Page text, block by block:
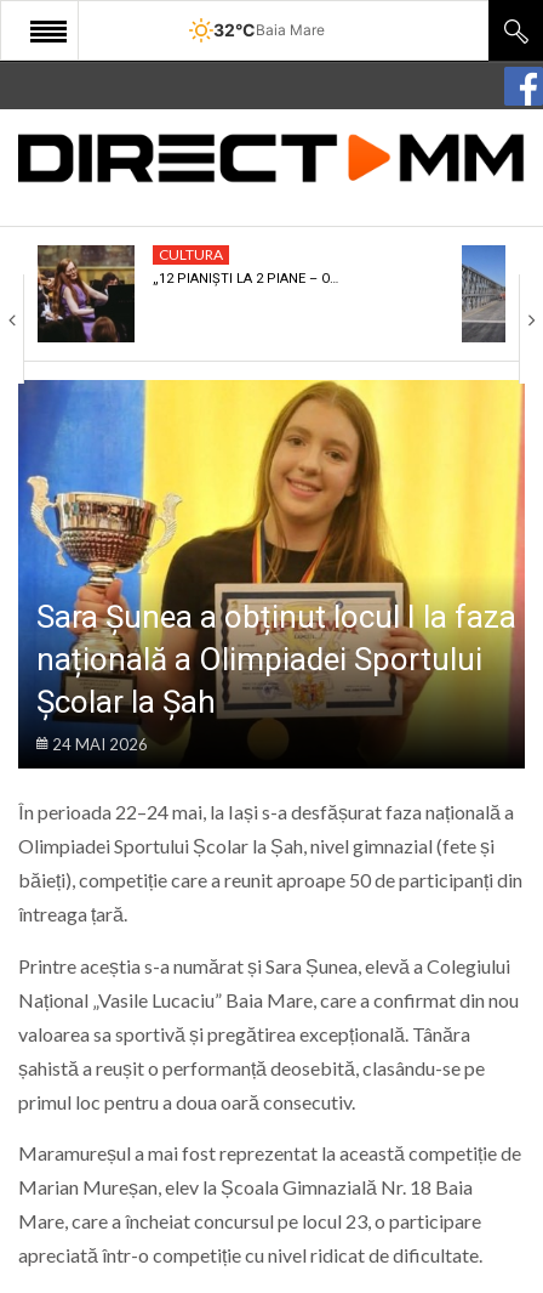
32°CBaia Mare
START
COMUNITATE
CULTURA
ECONOMIE
SANATATE
POLITIC
LIFE
CULTURA
„12 PIANIȘTI LA 2 PIANE – O…
Sara Șunea a obținut locul I la faza
națională a Olimpiadei Sportului
Școlar la Șah
24 MAI 2026
În perioada 22–24 mai, la Iași s-a desfășurat faza națională a
Olimpiadei Sportului Școlar la Șah, nivel gimnazial (fete și
băieți), competiție care a reunit aproape 50 de participanți din
întreaga țară.
Printre aceștia s-a numărat și Sara Șunea, elevă aColegiului
Național „Vasile Lucaciu” Baia Mare, care a confirmat din nou
valoarea sa sportivă și pregătirea excepțională. Tânăra
șahistă a reușit o performanță deosebită, clasându-se pe
primul loc pentru a doua oară consecutiv.
Maramureșul a mai fost reprezentat la această competiție de
Marian Mureșan, elev la Școala Gimnazială Nr. 18 Baia
Mare, care a încheiat concursul pe locul 23, o participare
apreciată într-o competiție cu nivel ridicat de dificultate.